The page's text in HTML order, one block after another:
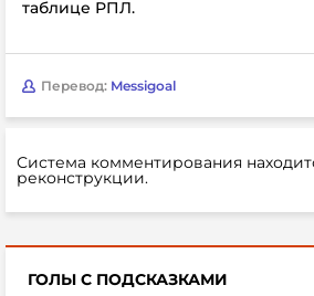
таблице РПЛ.
Перевод: Messigoal
Система комментирования
реконструкции.
ГОЛЫ С ПОДСКАЗКАМИ